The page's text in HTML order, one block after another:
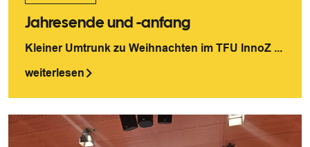
Jahresende und -anfang
Kleiner Umtrunk zu Weihnachten im TFU InnoZ ...
weiterlesen